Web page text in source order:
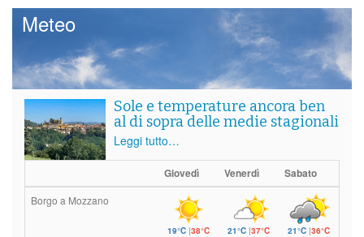
Meteo
Sole e temperature ancora ben
al di sopra delle medie stagionali
Leggi tutto…
Giovedì Venerdì Sabato
Borgo a Mozzano
19°C |38°C 21°C |37°C 21°C |36°C